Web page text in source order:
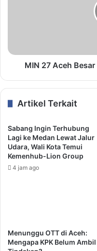
MIN 27 Aceh
Artikel Terkait
Sabang Ingin Terhubung
Lagi ke Medan Lewat Jalur
Udara, Wali Kota Temui
Kemenhub-Lion Group
4 jam ago
Menunggu OTT di Aceh:
Mengapa KPK Belum Ambil